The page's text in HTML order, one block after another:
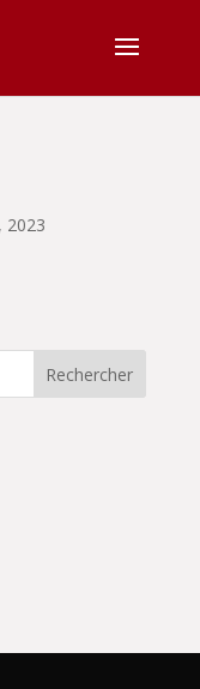
2023
Rechercher